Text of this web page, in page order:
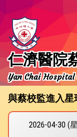
仁濟醫院
Yan Chai
與蔡校監進入星
2026-04-30 (